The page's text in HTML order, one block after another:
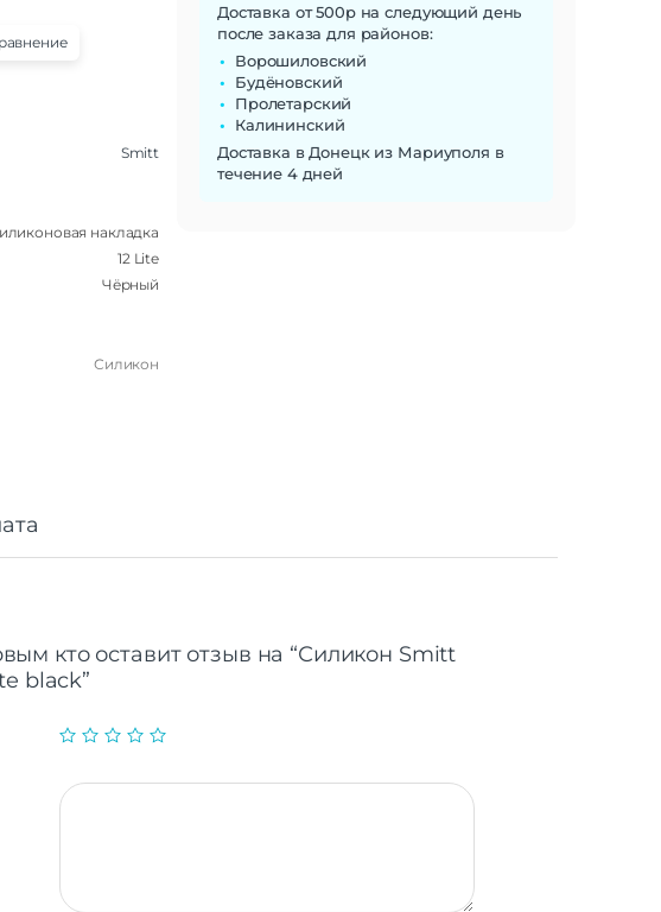
Smitt
накладка
12 Lite
Чёрный
Силикон
Доставка от 500р на следующий день
после заказа для районов:
Ворошиловский
Будёновский
Пролетарский
Калининский
Доставка в Донецк из Мариуполя в
течение 4 дней
кто оставит отзыв на “Силикон Smitt
black”